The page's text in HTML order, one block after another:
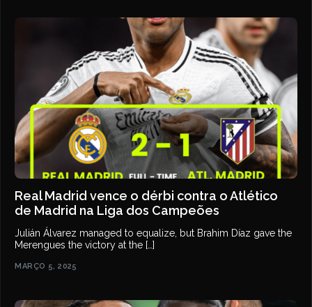
Real Madrid vence o dérbi contra o Atlético
de Madrid na Liga dos Campeões
Julián Álvarez managed to equalize, but Brahim Díaz gave the
Merengues the victory at the […]
MARÇO 5, 2025